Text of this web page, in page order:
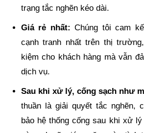
trạng tắc nghẽn kéo dài.
Giá rẻ nhất: Chúng tôi cam
cạnh tranh nhất trên thị
kiệm cho khách hàng mà vẫn
dịch vụ.
Sau khi xử lý, cống sạch như
thuần là giải quyết tắc nghẽn,
bảo hệ thống cống sau khi xử lý